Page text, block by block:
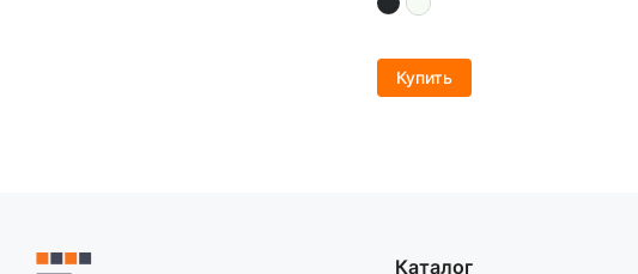
Купить
Каталог